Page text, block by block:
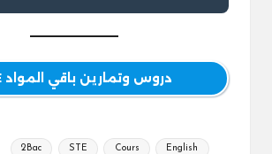
دروس وتمارين باقي المواد STE
Tags:
2Bac STE Cours English